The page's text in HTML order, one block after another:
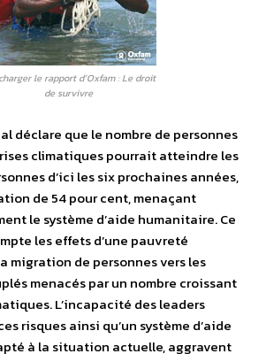
le rapport d’Oxfam : Le droit
de survivre
déclare que le nombre de personnes
climatiques pourrait atteindre les
d’ici les six prochaines années,
de 54 pour cent, menaçant
le système d’aide humanitaire. Ce
les effets d’une pauvreté
migration de personnes vers les
menacés par un nombre croissant
L’incapacité des leaders
risques ainsi qu’un système d’aide
à la situation actuelle, aggravent